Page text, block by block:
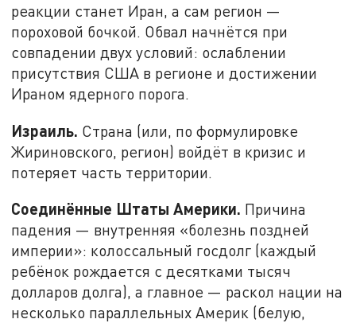
реакции станет Иран, а сам регион —
пороховой бочкой. Обвал начнётся при
совпадении двух условий: ослаблении
присутствия США в регионе и достижении
Ираном ядерного порога.
Израиль. Страна (или, по формулировке
Жириновского, регион) войдёт в кризис и
потеряет часть территории.
Соединённые Штаты Америки. Причина
падения — внутренняя «болезнь поздней
империи»: колоссальный госдолг (каждый
ребёнок рождается с десятками тысяч
долларов долга), а главное — раскол нации на
несколько параллельных Америк (белую,